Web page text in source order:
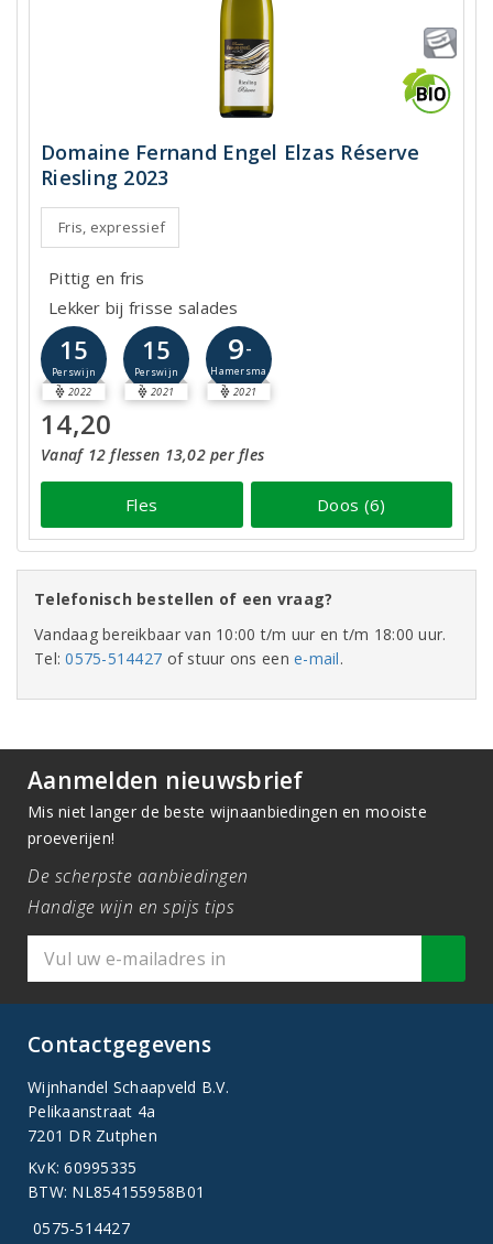
Domaine Fernand Engel Elzas Réserve
Riesling 2023
Fris, expressief
Pittig en fris
Lekker bij frisse salades
15
Perswijn
2022
15
Perswijn
2021
9-
Hamersma
2021
14,20
Vanaf 12 flessen 13,02 per fles
Fles Doos (6)
Telefonisch bestellen of een vraag?
Vandaag bereikbaar van 10:00 t/m uur en t/m 18:00 uur.
Tel:0575-514427 of stuur ons eene-mail.
Aanmelden nieuwsbrief
Mis niet langer de beste wijnaanbiedingen en mooiste
proeverijen!
De scherpste aanbiedingen
Handige wijn en spijs tips
Contactgegevens
Wijnhandel Schaapveld B.V.
Pelikaanstraat 4a
7201 DR Zutphen
KvK: 60995335
BTW: NL854155958B01
0575-514427